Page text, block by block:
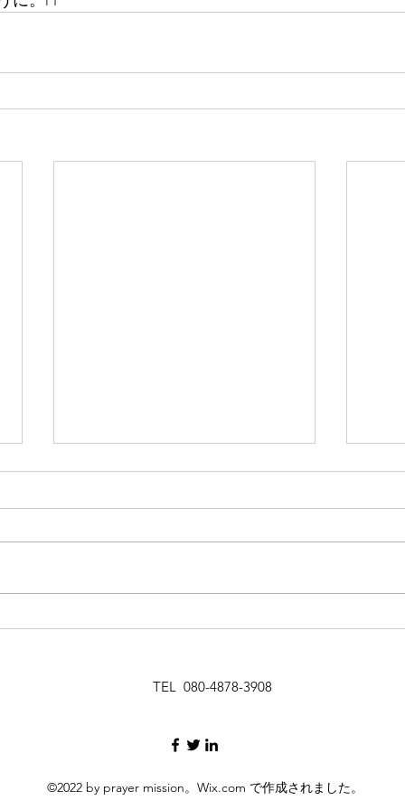
祈りの恵みの現れ 36-1 来週
TEL 080-4878-3908
©2022 by prayer mission。Wix.com で作成されました。